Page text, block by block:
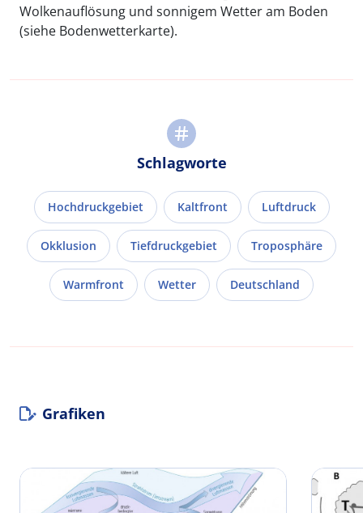
Wolkenauflösung und sonnigem Wetter am Boden
(siehe Bodenwetterkarte).
Schlagworte
Hochdruckgebiet Kaltfront Luftdruck
Okklusion Tiefdruckgebiet Troposphäre
Warmfront Wetter Deutschland
Grafiken